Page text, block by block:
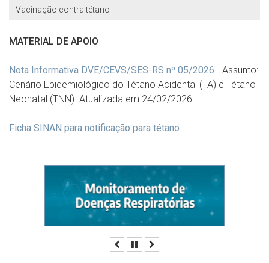
Vacinação contra tétano
MATERIAL DE APOIO
Nota Informativa DVE/CEVS/SES-RS nº 05/2026 - Assunto:
Cenário Epidemiológico do Tétano Acidental (TA) e Tétano
Neonatal (TNN). Atualizada em 24/02/2026.
Ficha SINAN para notificação para tétano
AnteriorPausar